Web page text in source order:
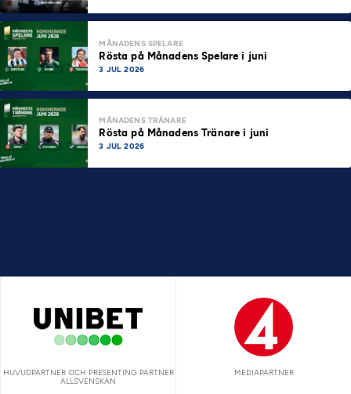
MÅNADENS SPELARE
Rösta på Månadens Spelare i juni
3 JUL 2026
MÅNADENS TRÄNARE
Rösta på Månadens Tränare i juni
3 JUL 2026
HUVUDPARTNER OCH PRESENTING PARTNER
ALLSVENSKAN
MEDIAPARTNER